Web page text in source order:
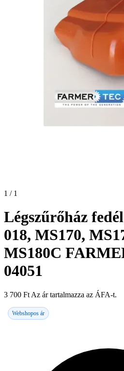
1 / 1
Légszűrőház
018, MS170,
MS180C
04051
3 700 Ft Az ár tartalmazza az ÁFA-t.
Webshopos ár